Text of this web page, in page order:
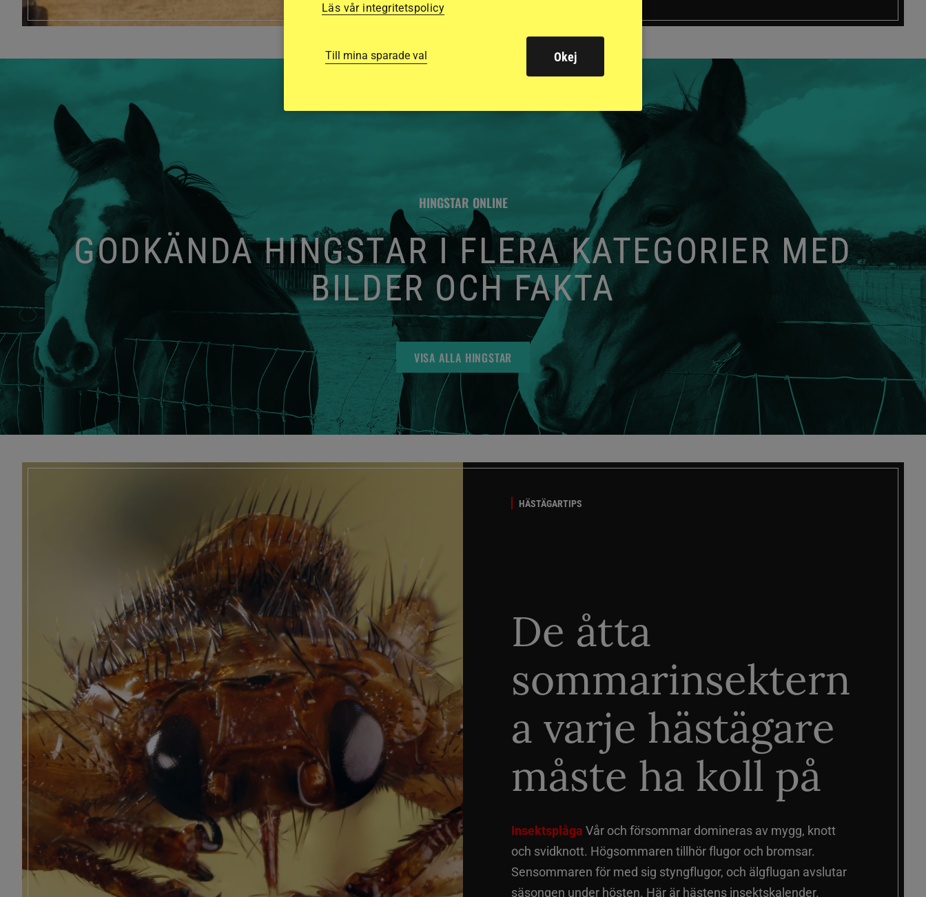
HINGSTAR ONLINE
GODKÄNDA HINGSTAR I FLERA KATEGORIER MED
BILDER OCH FAKTA
VISA ALLA HINGSTAR
HÄSTÄGARTIPS
De åtta
sommarinsektern
a varje hästägare
måste ha koll på
Insektsplåga Vår och försommar domineras av mygg, knott
och svidknott. Högsommaren tillhör flugor och bromsar.
Sensommaren för med sig styngflugor, och älgflugan avslutar
säsongen under hösten. Här är hästens insektskalender.
Läs vår integritetspolicy
Till mina sparade val Okej